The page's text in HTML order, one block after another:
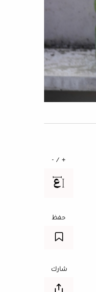
+ / -
حفظ
شارك